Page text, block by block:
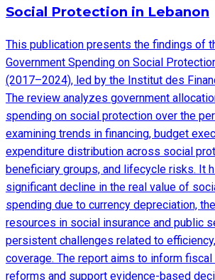
Social Protection in Lebanon
This publication presents the findings of
Government Spending on Social
(2017–2024), led by the Institut des
The review analyzes government
spending on social protection over the
examining trends in financing, budget
expenditure distribution across social
beneficiary groups, and lifecycle risks. It
significant decline in the real value of
spending due to currency depreciation,
resources in social insurance and public
persistent challenges related to
coverage. The report aims to inform
reforms and support evidence-based